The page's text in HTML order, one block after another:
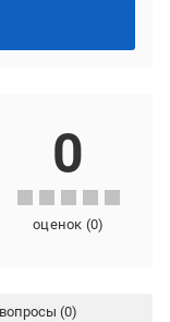
0
оценок (0)
вопросы